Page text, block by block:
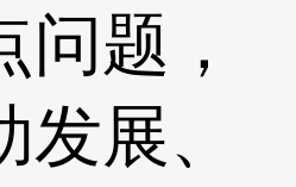
问题，
展、